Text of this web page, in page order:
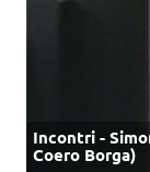
Incontri -
Coero Borga)